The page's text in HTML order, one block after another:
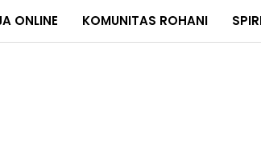
ONLINE KOMUNITAS ROHANI